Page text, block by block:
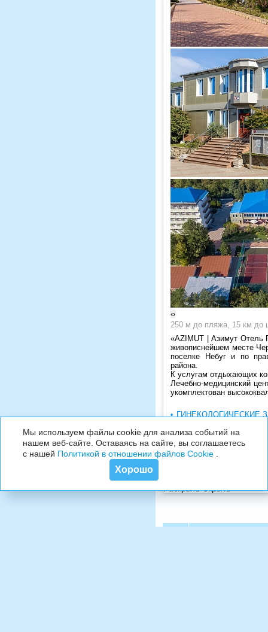
‹›
250 м до пляжа, 15 км до
«AZIMUT | Азимут Отель
живописнейшем месте
поселке Небуг и по
района.
К услугам отдыхающих
Лечебно-медицинский
укомплектован
ГИНЕКОЛОГИЧЕСКИЕ
СЕРДЕЧНО-
Показать цены
Раскрыть Скрыть
Мы используем файлы cookie для анализа событий на
нашем веб-сайте. Оставаясь на сайте, вы соглашаетесь
с нашей Политикой в отношении файлов Cookie.
Хорошо